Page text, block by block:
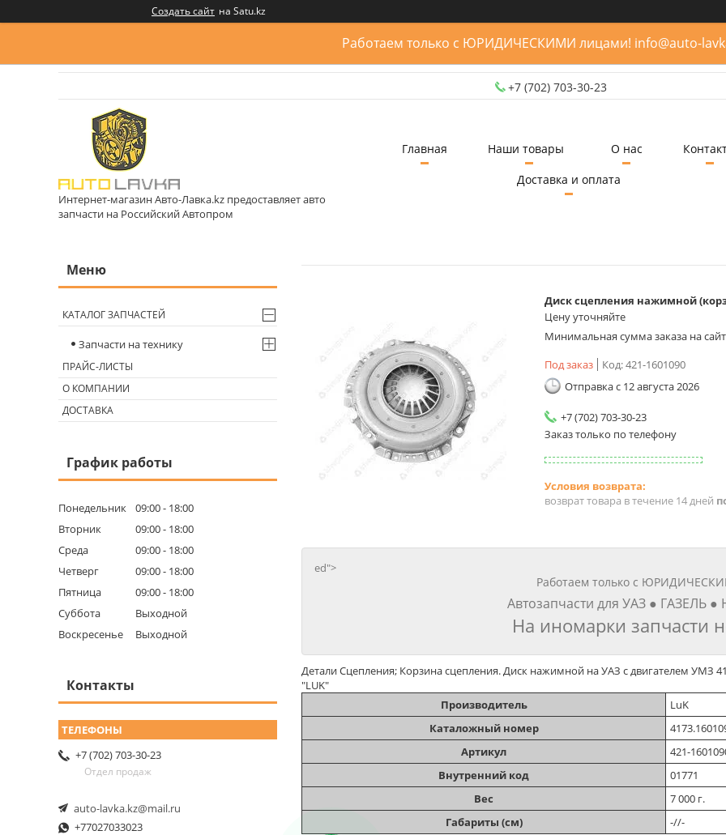
Создать сайт на Satu.kz
Работаем только с ЮРИДИЧЕСКИМИ лицами! info@auto-
+7 (702) 703-30-23
Интернет-магазин Авто-Лавка.kz предоставляет авто
запчасти на Российский Автопром
Главная Наши товары О нас
Доставка и оплата
Диск сцепления нажимной
Цену уточняйте
Минимальная сумма заказа на
Под заказ
Код:421-1601090
Отправка с 12 августа 2026
+7 (702) 703-30-23
Заказ только по телефону
возврат товара в течение 14 дней
ed">
Работаем только с
Автозапчасти для УАЗ ● ГАЗЕЛЬ
На иномарки запчасти
Детали Сцепления; Корзина сцепления. Диск нажимной на УАЗ с двигателем УМЗ
"LUK"
Производитель
LuK
Каталожный номер
Артикул
421-
Внутренний код
01771
Вес
7 000 г.
Габариты (см)
-//-
КАТАЛОГ ЗАПЧАСТЕЙ
Запчасти на технику
ПРАЙС-ЛИСТЫ
О КОМПАНИИ
ДОСТАВКА
График работы
Понедельник 09:00
18:00
Вторник
09:00
18:00
Среда
09:00
18:00
Четверг
09:00
18:00
Пятница
09:00
18:00
Суббота
Выходной
Воскресенье
Выходной
Контакты
+7 (702) 703-30-23
Отдел продаж
auto-lavka.kz@mail.ru
+77027033023